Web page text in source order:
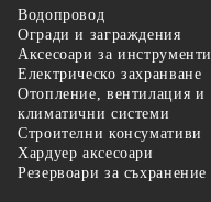
Водопровод
Огради и заграждения
Аксесоари за инструменти
Електрическо захранване
Отопление, вентилация и
климатични системи
Строителни консумативи
Хардуер аксесоари
Резервоари за съхранение